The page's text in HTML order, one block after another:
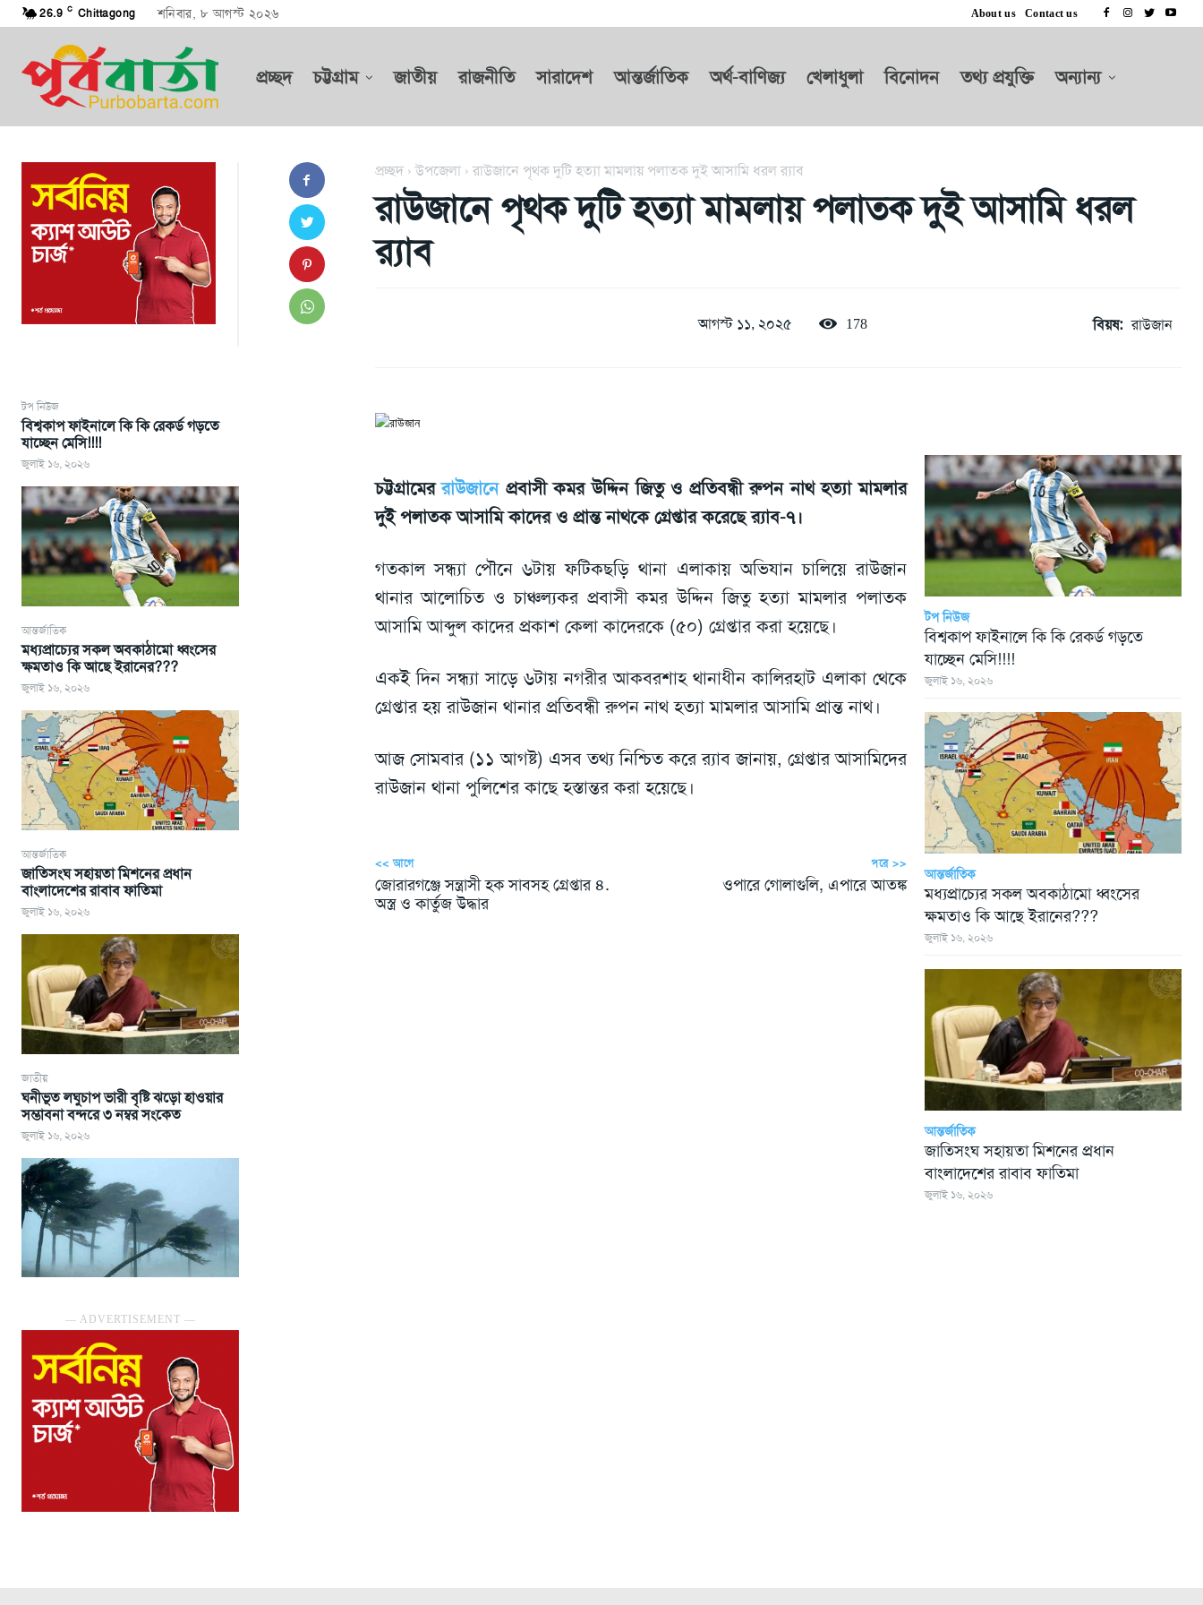
26.9 C Chittagong শনিবার, ৮ আগস্ট ২০২৬ About us Contact us
প্রচ্ছদ চট্টগ্রাম জাতীয় রাজনীতি সারাদেশ আন্তর্জাতিক অর্থ-বাণিজ্য খেলাধুলা বিনোদন তথ্য প্রযুক্তি অন্যান্য
টপ নিউজ
বিশ্বকাপ ফাইনালে কি কি রেকর্ড গড়তে
যাচ্ছেন মেসি!!!!
জুলাই ১৬, ২০২৬
আন্তর্জাতিক
মধ্যপ্রাচ্যের সকল অবকাঠামো ধ্বংসের
ক্ষমতাও কি আছে ইরানের???
জুলাই ১৬, ২০২৬
আন্তর্জাতিক
জাতিসংঘ সহায়তা মিশনের প্রধান
বাংলাদেশের রাবাব ফাতিমা
জুলাই ১৬, ২০২৬
জাতীয়
ঘনীভূত লঘুচাপ ভারী বৃষ্টি ঝড়ো হাওয়ার
সম্ভাবনা বন্দরে ৩ নম্বর সংকেত
জুলাই ১৬, ২০২৬
― ADVERTISEMENT ―
প্রচ্ছদ উপজেলা রাউজানে পৃথক দুটি হত্যা মামলায় পলাতক দুই আসামি ধরল র‌্যাব
রাউজানে পৃথক দুটি হত্যা মামলায় পলাতক দুই আসামি ধরল
র‌্যাব
আগস্ট ১১, ২০২৫ 178 বিয়ষ: রাউজান
চট্টগ্রামেররাউজানেপ্রবাসী কমর উদ্দিন জিতু ও প্রতিবন্ধী রুপন নাথ হত্যা মামলার
দুই পলাতক আসামি কাদের ও প্রান্ত নাথকে গ্রেপ্তার করেছে র‌্যাব-৭।
গতকাল সন্ধ্যা পৌনে ৬টায় ফটিকছড়ি থানা এলাকায় অভিযান চালিয়ে রাউজান
থানার আলোচিত ও চাঞ্চল্যকর প্রবাসী কমর উদ্দিন জিতু হত্যা মামলার পলাতক
আসামি আব্দুল কাদের প্রকাশ কেলা কাদেরকে (৫০) গ্রেপ্তার করা হয়েছে।
একই দিন সন্ধ্যা সাড়ে ৬টায় নগরীর আকবরশাহ থানাধীন কালিরহাট এলাকা থেকে
গ্রেপ্তার হয় রাউজান থানার প্রতিবন্ধী রুপন নাথ হত্যা মামলার আসামি প্রান্ত নাথ।
আজ সোমবার (১১ আগষ্ট) এসব তথ্য নিশ্চিত করে র‌্যাব জানায়, গ্রেপ্তার আসামিদের
রাউজান থানা পুলিশের কাছে হস্তান্তর করা হয়েছে।
<< আগে
জোরারগঞ্জে সন্ত্রাসী হক সাবসহ গ্রেপ্তার ৪.
অস্ত্র ও কার্তুজ উদ্ধার
পরে >>
ওপারে গোলাগুলি, এপারে আতঙ্ক
টপ নিউজ
বিশ্বকাপ ফাইনালে কি কি রেকর্ড গড়তে
যাচ্ছেন মেসি!!!!
জুলাই ১৬, ২০২৬
আন্তর্জাতিক
মধ্যপ্রাচ্যের সকল অবকাঠামো ধ্বংসের
ক্ষমতাও কি আছে ইরানের???
জুলাই ১৬, ২০২৬
আন্তর্জাতিক
জাতিসংঘ সহায়তা মিশনের প্রধান
বাংলাদেশের রাবাব ফাতিমা
জুলাই ১৬, ২০২৬